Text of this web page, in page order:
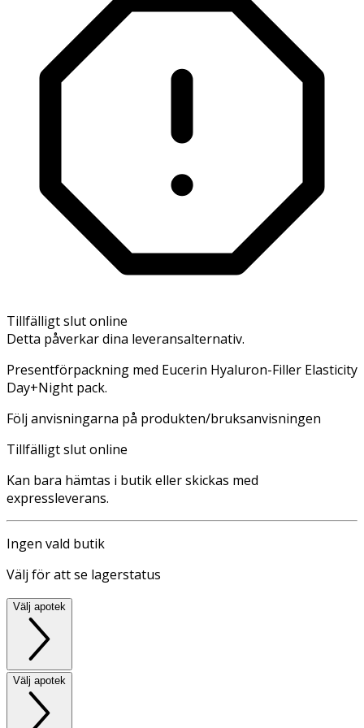
Tillfälligt slut online
Detta påverkar dina leveransalternativ.
Presentförpackning med Eucerin Hyaluron-Filler Elasticity
Day+Night pack.
Följ anvisningarna på produkten/bruksanvisningen
Tillfälligt slut online
Kan bara hämtas i butik eller skickas med
expressleverans.
Ingen vald butik
Välj för att se lagerstatus
Välj apotek
Välj apotek